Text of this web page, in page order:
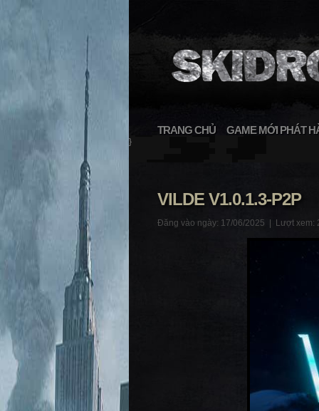
TRANG CHỦ GAME MỚI PHÁT
}
VILDE V1.0.1.3-P2P
Đăng vào ngày: 17/06/2025 | Lượt xem: